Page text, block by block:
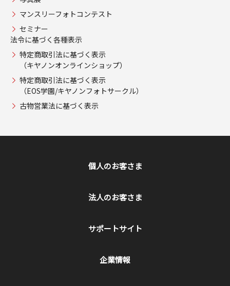
マンスリーフォトコンテスト
セミナー
法令に基づく各種表示
特定商取引法に基づく表示
（キヤノンオンラインショップ）
特定商取引法に基づく表示
（EOS学園/キヤノンフォトサークル）
古物営業法に基づく表示
個人のお客さま
法人のお客さま
サポートサイト
企業情報